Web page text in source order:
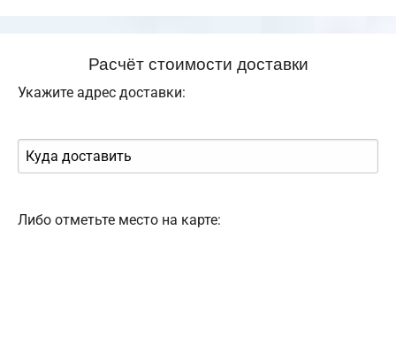
Расчёт стоимости доставки
Укажите адрес доставки:
Либо отметьте место на карте: